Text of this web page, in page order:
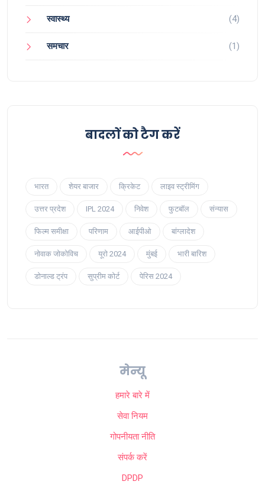
स्वास्थ्य (4)
समचार (1)
बादलों को टैग करें
भारत शेयर बाजार क्रिकेट लाइव स्ट्रीमिंग
उत्तर प्रदेश IPL 2024 निवेश फुटबॉल संन्यास
फिल्म समीक्षा परिणाम आईपीओ बांग्लादेश
नोवाक जोकोविच यूरो 2024 मुंबई भारी बारिश
डोनाल्ड ट्रंप सुप्रीम कोर्ट पेरिस 2024
मेन्यू
हमारे बारे में
सेवा नियम
गोपनीयता नीति
संपर्क करें
DPDP